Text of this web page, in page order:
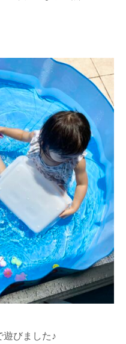
遊びました♪